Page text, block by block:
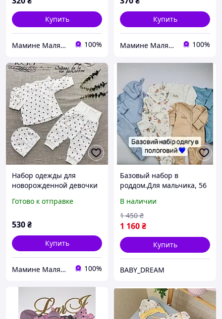
Купить
Мамине Малятко 100%
Купить
Мамине Малятко 100%
Набор одежды для
новорожденной девочки
рубчик шапочка,штани
Готово к отправке
530₴
Купить
Мамине Малятко 100%
Базовый набор в
роддом.Для мальчика, 56
для малыша.Одежда для
новорожденного
В наличии
1 160₴
1 450 ₴
Купить
BABY_DREAM